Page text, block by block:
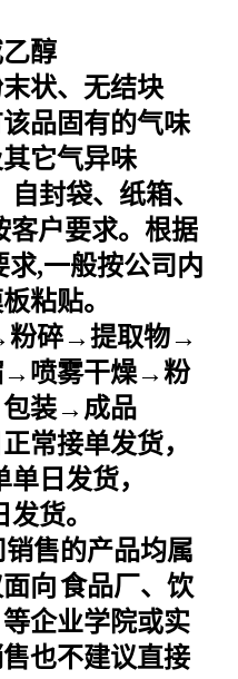
醇
状、无结块
品固有的气味
它气异味
封袋、纸箱、
客户要求。根据
求,一般按公司内
粘贴。
碎→提取物→
喷雾干燥→粉
装→成品
常接单发货，
日发货，
货。
售的产品均属
向食品厂、饮
企业学院或实
也不建议直接